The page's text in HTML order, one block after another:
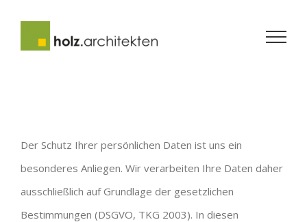
Der Schutz Ihrer persönlichen Daten ist uns ein
besonderes Anliegen. Wir verarbeiten Ihre Daten daher
ausschließlich auf Grundlage der gesetzlichen
Bestimmungen (DSGVO, TKG 2003). In diesen